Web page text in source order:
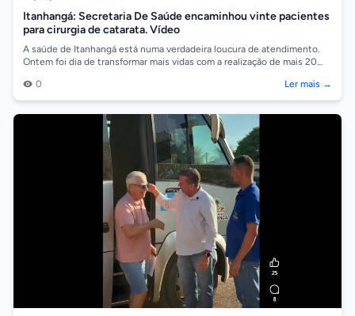
Itanhangá: Secretaria De Saúde encaminhou vinte pacientes
para cirurgia de catarata. Vídeo
A saúde de Itanhangá está numa verdadeira loucura de atendimento.
Ontem foi dia de transformar mais vidas com a realização de mais 20
0
Ler mais →